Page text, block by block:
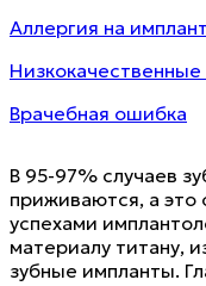
Аллергия на имплант
Врачебная ошибка
В 95-97% случаев
приживаются, а это
успехами
материалу титану,
зубные импланты.